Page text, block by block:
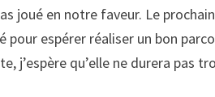
joué en notre faveur. Le
espérer réaliser un bon
j’espère qu’elle ne durera pas